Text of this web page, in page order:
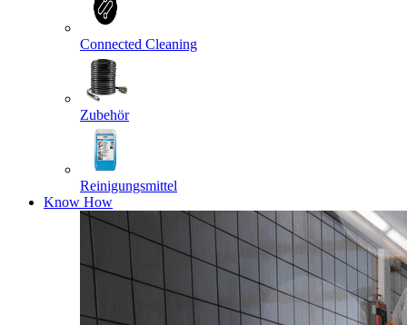
Connected Cleaning
Zubehör
Reinigungsmittel
Know How